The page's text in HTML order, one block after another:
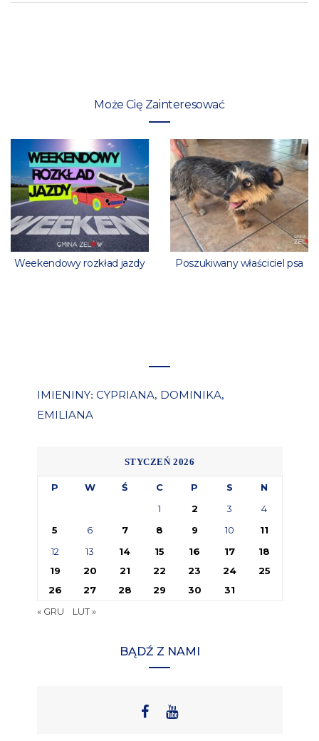
Może Cię Zainteresować
Weekendowy rozkład jazdy Poszukiwany właściciel psa
IMIENINY: CYPRIANA, DOMINIKA,
EMILIANA
STYCZEŃ 2026
P W Ś C P S
N
1
2 3
4
5
6 7 8 9 10
11
12
13 14 15 16 17
18
19
20 21 22 23 24
25
26
27 28 29 30
31
« GRU
LUT »
BĄDŹ Z NAMI